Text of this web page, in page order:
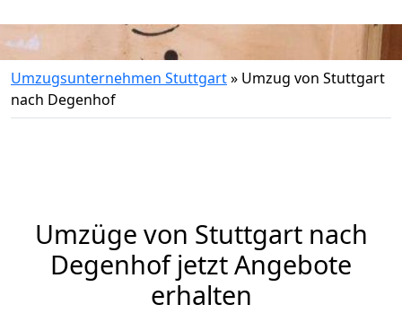
Umzugsunternehmen Stuttgart» Umzug von Stuttgart
nach Degenhof
Umzüge von Stuttgart nach
Degenhof jetzt Angebote
erhalten